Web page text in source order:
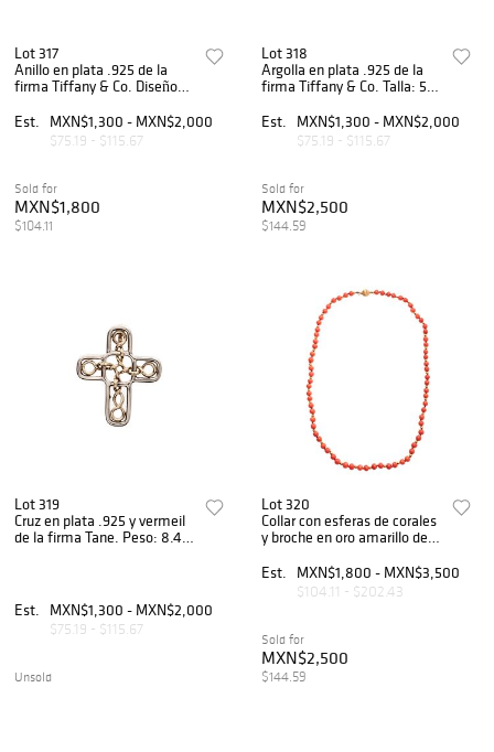
Lot 317
Anillo en plata .925 de la
firma Tiffany & Co. Diseño
g.
Est. MXN$1,300 - MXN$2,000
$75.19 - $115.67
Sold for
MXN$1,800
$104.11
Lot 318
Argolla en plata .925 de la
firma Tiffany & Co. Talla: 5
Est.
MXN$1,300 - MXN$2,000
$75.19 - $115.67
Sold for
MXN$2,500
$144.59
Lot 319
Cruz en plata .925 y vermeil
de la firma Tane. Peso: 8.4
Est. MXN$1,300 - MXN$2,000
$75.19 - $115.67
Unsold
Lot 320
Collar con esferas de corales
y broche en oro amarillo de
Est.
MXN$1,800 - MXN$3,500
$104.11 - $202.43
Sold for
MXN$2,500
$144.59